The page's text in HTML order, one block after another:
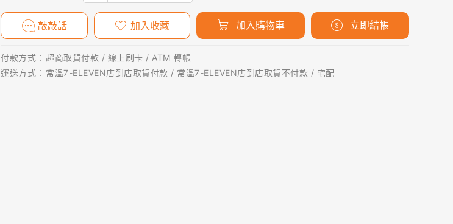
敲敲話 加入收藏 加入購物車 立即結帳
付款方式： 超商取貨付款 / 線上刷卡 / ATM 轉帳
運送方式： 常溫7-ELEVEN店到店取貨付款 / 常溫7-ELEVEN店到店取貨不付款 / 宅配